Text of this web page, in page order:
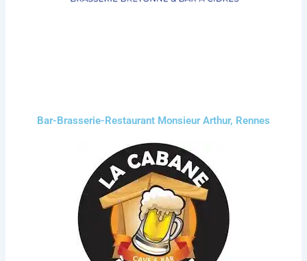
Bar-Brasserie-Restaurant Monsieur Arthur, Rennes